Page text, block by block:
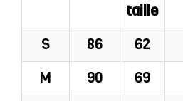
taille
S 86 62
M
90 69